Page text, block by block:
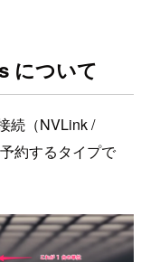
について
続（NVLink /
約するタイプで